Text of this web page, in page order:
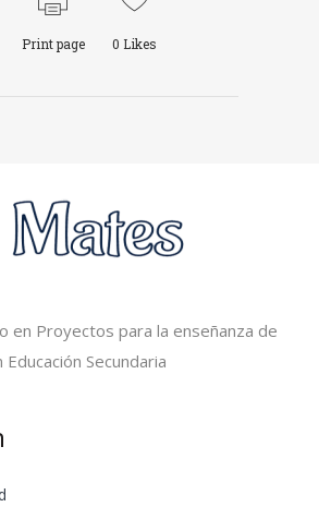
Print page 0 Likes
en Proyectos para la enseñanza de
Secundaria